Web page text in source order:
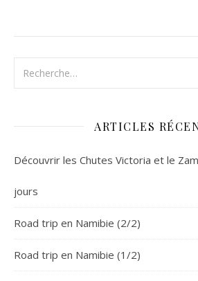
ARTICLES
Découvrir les Chutes Victoria et le
jours
Road trip en Namibie (2/2)
Road trip en Namibie (1/2)